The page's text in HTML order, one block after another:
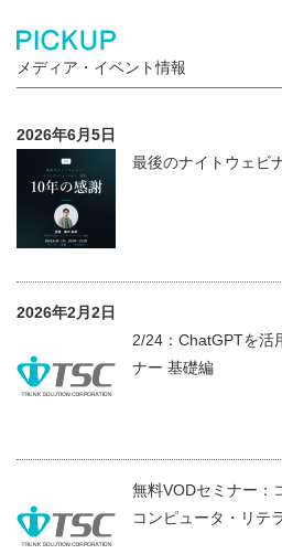
メディア・イベント情報
2026年6月5日
最後のナイトウェビ
2026年2月2日
2/24：ChatGPTを活
ナー 基礎編
無料VODセミナー：
コンピュータ・リテ